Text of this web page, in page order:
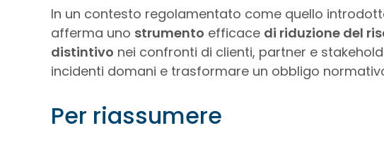
In un contesto regolamentato come quello
afferma uno strumento efficace di riduzione del
distintivo nei confronti di clienti, partner e
incidenti domani e trasformare un obbligo
Per riassumere